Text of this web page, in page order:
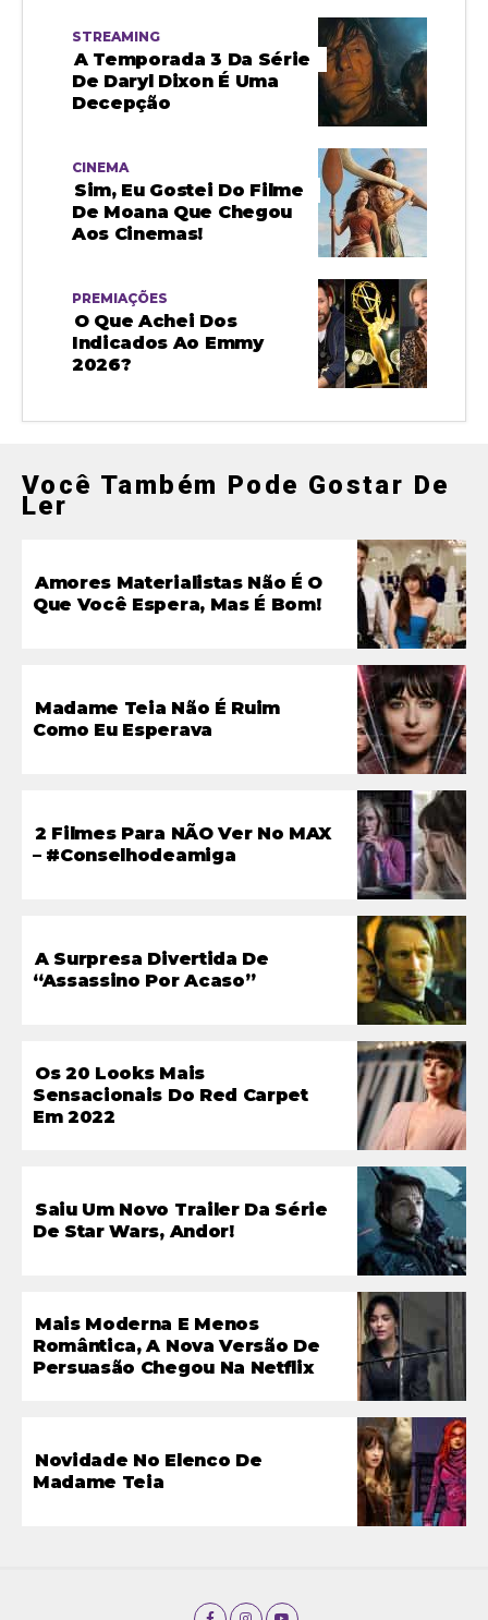
STREAMING
A Temporada 3 Da Série
De Daryl Dixon É Uma
Decepção
CINEMA
Sim, Eu Gostei Do Filme
De Moana Que Chegou
Aos Cinemas!
PREMIAÇÕES
O Que Achei Dos
Indicados Ao Emmy
2026?
Você Também Pode Gostar De
Ler
Amores Materialistas Não É O
Que Você Espera, Mas É Bom!
Madame Teia Não É Ruim
Como Eu Esperava
2 Filmes Para NÃO Ver No MAX
– #conselhodeamiga
A Surpresa Divertida De
“Assassino Por Acaso”
Os 20 Looks Mais
Sensacionais Do Red Carpet
Em 2022
Saiu Um Novo Trailer Da Série
De Star Wars, Andor!
Mais Moderna E Menos
Romântica, A Nova Versão De
Persuasão Chegou Na Netflix
Novidade No Elenco De
Madame Teia